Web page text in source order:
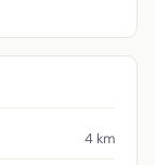
4 km